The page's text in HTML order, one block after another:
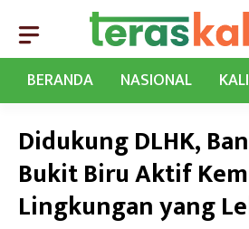
BERANDA
NASIONAL
Didukung DLHK,
Bukit Biru Aktif
Lingkungan yang